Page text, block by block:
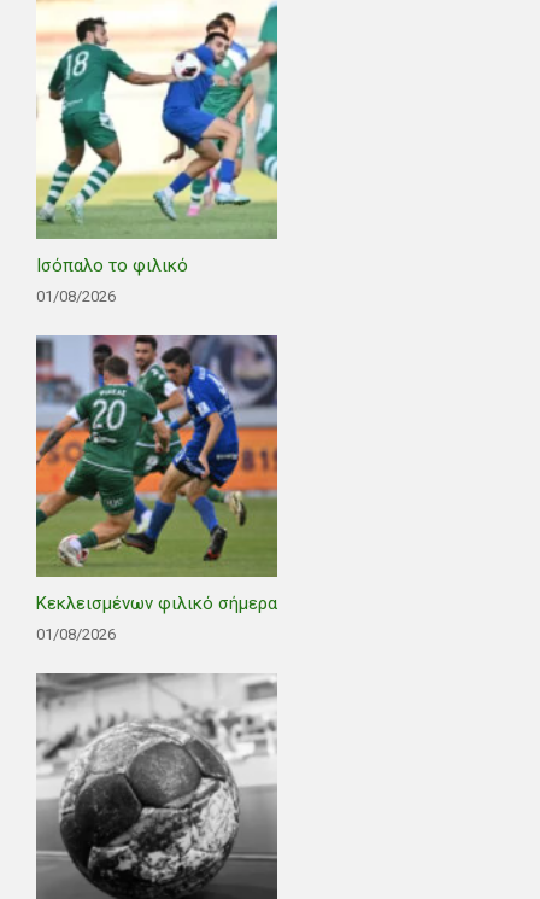
Ισόπαλο το φιλικό
01/08/2026
Κεκλεισμένων φιλικό σήμερα
01/08/2026